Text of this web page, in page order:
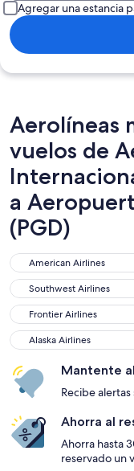
Agregar una estancia
Aerolíneas
vuelos de
a
(PGD)
American Airlines
American Airlines
Southwest Airlines
Southwest Airlines
Frontier Airlines
Frontier Airlines
Alaska Airlines
Alaska Airlines
Mantente
Recibe
Ahorra al
Ahorra hasta
reservado un